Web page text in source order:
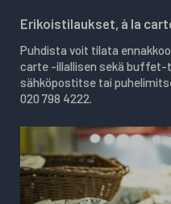
Erikoistilaukset, à la
Puhdista voit tilata
carte -illallisen sekä buffet-
sähköpostitse tai
020 798 4222.